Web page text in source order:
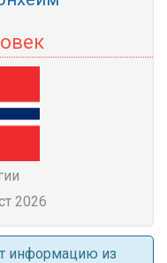
2026
информацию из